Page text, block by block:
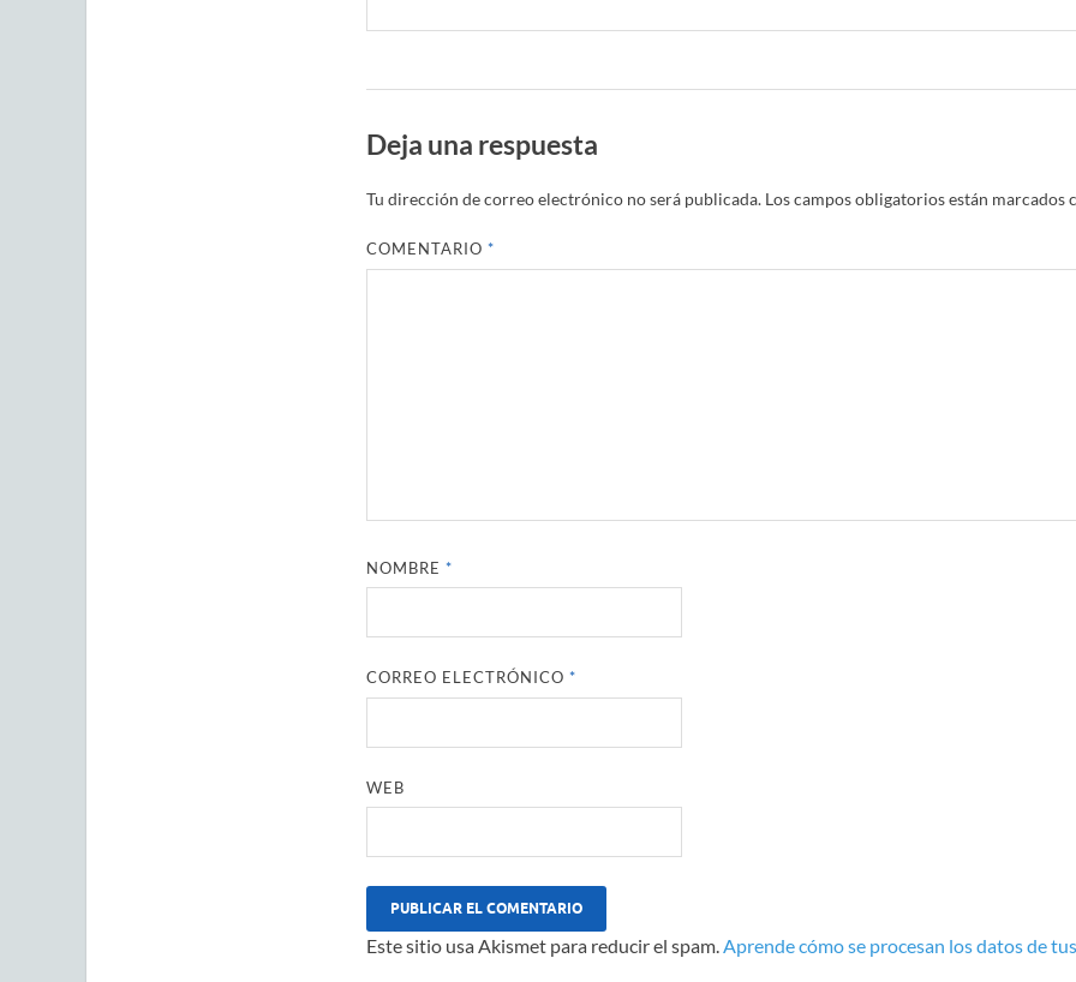
Deja una respuesta
Tu dirección de correo electrónico no será publicada. Los campos obligatorios están marcados
COMENTARIO *
NOMBRE *
CORREO ELECTRÓNICO *
WEB
Este sitio usa Akismet para reducir el spam.Aprende cómo se procesan los datos de